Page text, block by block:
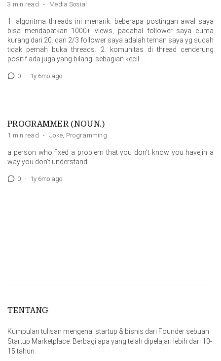
3 min read · Media Sosial
1. algoritma threads ini menarik. beberapa postingan awal saya
bisa mendapatkan 1000+ views, padahal follower saya cuma
kurang dari 20. dan 2/3 follower saya adalah teman saya yg sudah
tidak pernah buka threads. 2. komunitas di thread cenderung
positif ada juga yang bilang: sebagian kecil …
0 · 1y 6mo ago
PROGRAMMER (NOUN.)
1 min read · Joke, Programming
a person who fixed a problem that you don’t know you have,in a
way you don’t understand.
0 · 1y 6mo ago
TENTANG
Kumpulan tulisan mengenai startup & bisnis dari Founder sebuah
Startup Marketplace. Berbagi apa yang telah dipelajari lebih dari 10-
15 tahun.